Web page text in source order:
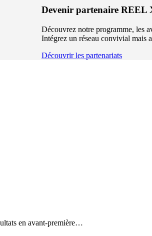
Devenir partenaire REEL
Découvrez notre programme, les
Intégrez un réseau convivial mais
Découvrir les partenariats
en avant-première…